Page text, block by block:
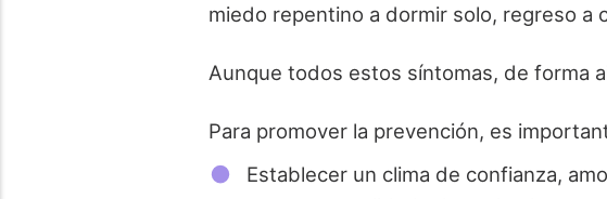
miedo repentino a dormir solo, regreso a
Aunque todos estos síntomas, de forma
Para promover la prevención, es
Establecer un clima de confianza,